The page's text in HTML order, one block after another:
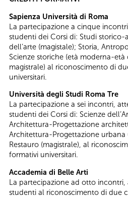
Sapienza Università di Roma
La partecipazione a cinque
studenti dei Corsi di: Studi storico-
dell’arte (magistale); Storia,
Scienze storiche (età moderna-
magistrale) al riconoscimento di
universitari.
Università degli Studi Roma Tre
La partecipazione a sei incontri,
studenti dei Corsi di: Scienze
Architettura-Progettazione
Architettura-Progettazione urbana
Restauro (magistrale), al
formativi universitari.
Accademia di Belle Arti
La partecipazione ad otto
studenti al riconoscimento di due